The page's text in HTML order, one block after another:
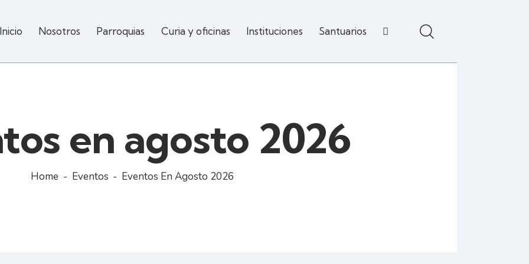
Inicio Nosotros Parroquias Curia y oficinas Instituciones Santuarios
en agosto 2026
Home Eventos Eventos En Agosto 2026